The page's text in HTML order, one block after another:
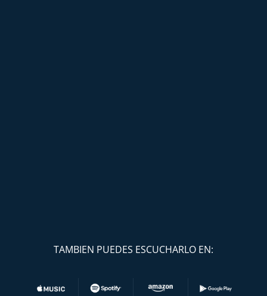
TAMBIEN PUEDES ESCUCHARLO EN: